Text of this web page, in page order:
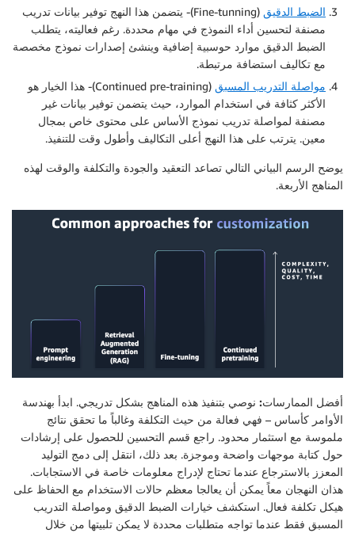
الضبط الدقيق
(Fine-tunning)- يتضمن هذا النهج توفير بيانات تدريب
مصنفة لتحسين أداء النموذج في مهام محددة. رغم فعاليته، يتطلب
الضبط الدقيق موارد حوسبية إضافية وينشئ إصدارات نموذج مخصصة
مع تكاليف استضافة مرتبطة.
مواصلة التدريب المسبق
(Continued pre-training)- هذا الخيار هو
الأكثر كثافة في استخدام الموارد، حيث يتضمن توفير بيانات غير
مصنفة لمواصلة تدريب نموذج الأساس على محتوى خاص بمجال
معين. يترتب على هذا النهج أعلى التكاليف وأطول وقت للتنفيذ.
يوضح الرسم البياني التالي تصاعد التعقيد والجودة والتكلفة والوقت لهذه
المناهج الأربعة.
أفضل الممارسات: نوصي بتنفيذ هذه المناهج بشكل تدريجي. ابدأ بهندسة
الأوامر كأساس – فهي فعالة من حيث التكلفة وغالباً ما تحقق نتائج
ملموسة مع استثمار محدود. راجع قسم التحسين للحصول على إرشادات
حول كتابة موجهات واضحة وموجزة. بعد ذلك، انتقل إلى دمج التوليد
المعزز بالاسترجاع عندما تحتاج لإدراج معلومات خاصة في الاستجابات.
هذان النهجان معاً يمكن أن يعالجا معظم حالات الاستخدام مع الحفاظ على
هيكل تكلفة فعال. استكشف خيارات الضبط الدقيق ومواصلة التدريب
المسبق فقط عندما تواجه متطلبات محددة لا يمكن تلبيتها من خلال